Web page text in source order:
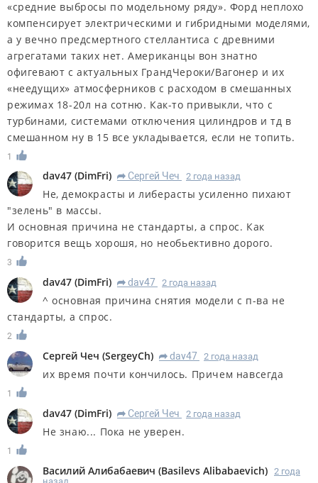
«средние выбросы по модельному ряду». Форд неплохо
компенсирует электрическими и гибридными моделями,
а у вечно предсмертного стеллантиса с древними
агрегатами таких нет. Американцы вон знатно
офигевают с актуальных ГрандЧероки/Вагонер и их
«неедущих» атмосферников с расходом в смешанных
режимах 18-20л на сотню. Как-то привыкли, что с
турбинами, системами отключения цилиндров и тд в
смешанном ну в 15 все укладывается, если не топить.
1
dav47 (DimFri) R Сергей Чеч 2 года назад
Не, демокрасты и либерасты усиленно пихают
"зелень" в массы.
И основная причина не стандарты, а спрос. Как
говорится вещь хорошя, но необьективно дорого.
3
dav47 (DimFri) R dav47 2 года назад
^ основная причина снятия модели с п-ва не
стандарты, а спрос.
2
Сергей Чеч (SergeyCh) R dav47 2 года назад
их время почти кончилось. Причем навсегда
1
dav47 (DimFri) R Сергей Чеч 2 года назад
Не знаю... Пока не уверен.
1
Василий Алибабаевич (Basilevs Alibabaevich) 2 года